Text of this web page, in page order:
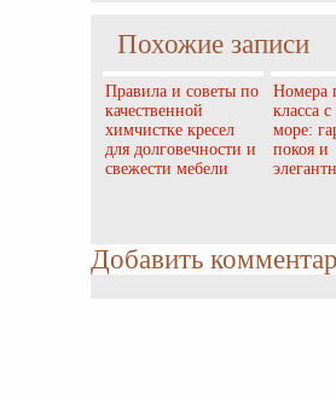
Похожие записи
Правила и советы по
качественной
химчистке кресел
для долговечности и
свежести мебели
Номера
класса
море:
покоя и
Добавить